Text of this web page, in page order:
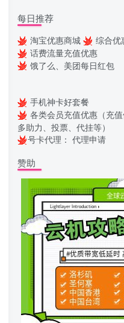
每日推荐
淘宝优惠商城
综合优
话费流量充值优惠
饿了么、美团每日红包
手机神卡好套餐
各类会员充值优惠（充
多助力、投票、代挂等）
号卡代理： 代理申请
赞助